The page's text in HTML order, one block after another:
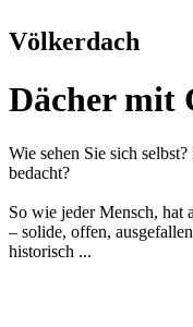
Völkerdach
Dächer mit
Wie sehen Sie sich
bedacht?
So wie jeder Mensch, hat
– solide, offen,
historisch ...